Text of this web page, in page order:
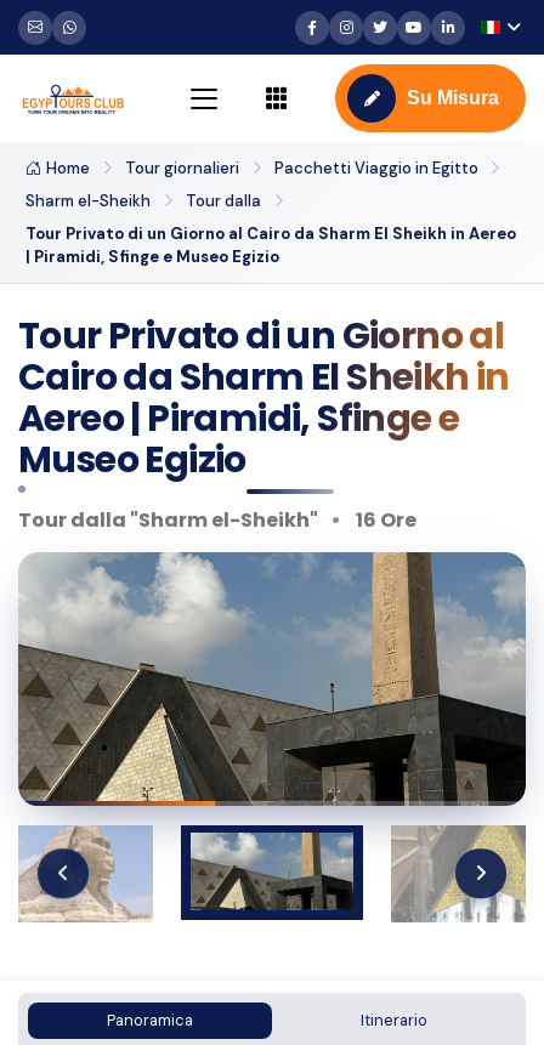
Su Misura
Home Tour giornalieri
Pacchetti Viaggio in Egitto
Sharm el-Sheikh
Tour dalla
Tour Privato di un Giorno al Cairo da Sharm El Sheikh in Aereo
| Piramidi, Sfinge e Museo Egizio
Tour Privato di un Giorno al
Cairo da Sharm El Sheikh in
Aereo | Piramidi, Sfinge e
Museo Egizio
Tour dalla "Sharm el-Sheikh" 16 Ore
Panoramica
Itinerario